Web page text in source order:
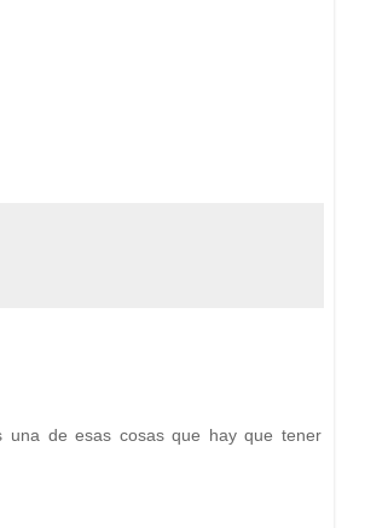
una de esas cosas que hay que tener